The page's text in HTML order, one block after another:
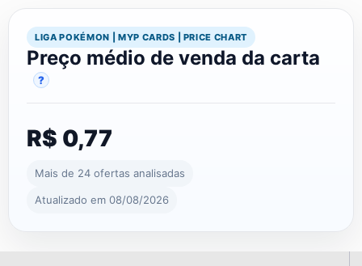
LIGA POKÉMON | MYP CARDS | PRICE CHART
Preço médio de venda da carta
?
R$ 0,77
Mais de 24 ofertas analisadas
Atualizado em 08/08/2026